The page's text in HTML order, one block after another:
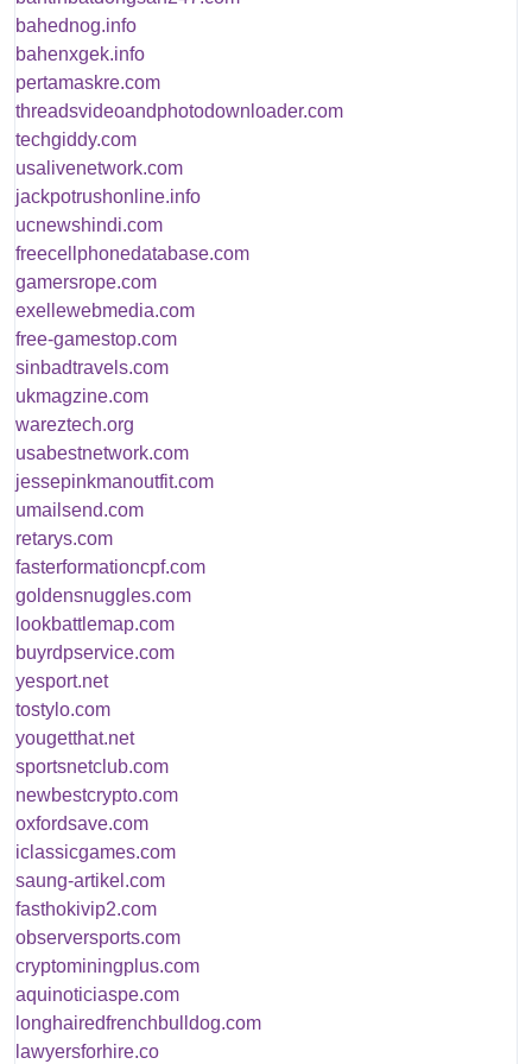
bahednog.info
bahenxgek.info
pertamaskre.com
threadsvideoandphotodownloader.com
techgiddy.com
usalivenetwork.com
jackpotrushonline.info
ucnewshindi.com
freecellphonedatabase.com
gamersrope.com
exellewebmedia.com
free-gamestop.com
sinbadtravels.com
ukmagzine.com
wareztech.org
usabestnetwork.com
jessepinkmanoutfit.com
umailsend.com
retarys.com
fasterformationcpf.com
goldensnuggles.com
lookbattlemap.com
buyrdpservice.com
yesport.net
tostylo.com
yougetthat.net
sportsnetclub.com
newbestcrypto.com
oxfordsave.com
iclassicgames.com
saung-artikel.com
fasthokivip2.com
observersports.com
cryptominingplus.com
aquinoticiaspe.com
longhairedfrenchbulldog.com
lawyersforhire.co